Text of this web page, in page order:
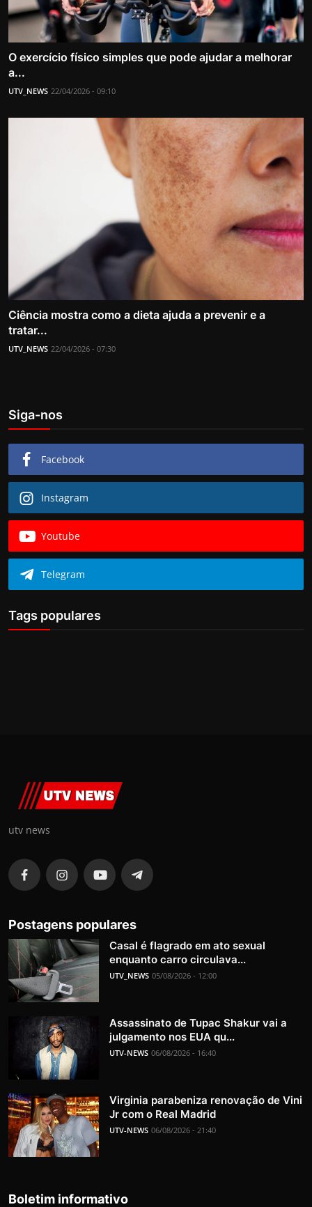
O exercício físico simples que pode ajudar a melhorar
a...
UTV_NEWS 22/04/2026 - 09:10
Ciência mostra como a dieta ajuda a prevenir e a
tratar...
UTV_NEWS 22/04/2026 - 07:30
Siga-nos
Facebook
Instagram
Youtube
Telegram
Tags populares
utv news
Postagens populares
Casal é flagrado em ato sexual
enquanto carro circulava...
UTV_NEWS 05/08/2026 - 12:00
Assassinato de Tupac Shakur vai a
julgamento nos EUA qu...
UTV-NEWS 06/08/2026 - 16:40
Virginia parabeniza renovação de Vini
Jr com o Real Madrid
UTV-NEWS 06/08/2026 - 21:40
Boletim informativo